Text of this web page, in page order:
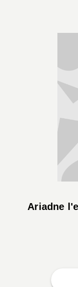
Ariadne